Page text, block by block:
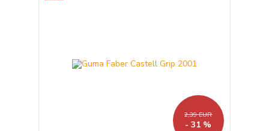
2,39 EUR
- 31 %